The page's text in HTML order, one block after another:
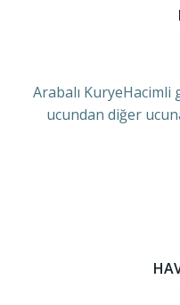
Arabalı
ucundan diğer